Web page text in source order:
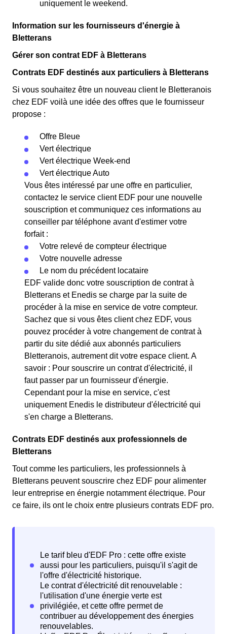
uniquement le weekend.
Information sur les fournisseurs d'énergie à
Bletterans
Gérer son contrat EDF à Bletterans
Contrats EDF destinés aux particuliers à Bletterans
Si vous souhaitez être un nouveau client le Bletteranois
chez EDF voilà une idée des offres que le fournisseur
propose :
Offre Bleue
Vert électrique
Vert électrique Week-end
Vert électrique Auto
Vous êtes intéressé par une offre en particulier,
contactez le service client EDF pour une nouvelle
souscription et communiquez ces informations au
conseiller par téléphone avant d'estimer votre
forfait :
Votre relevé de compteur électrique
Votre nouvelle adresse
Le nom du précédent locataire
EDF valide donc votre souscription de contrat à
Bletterans et Enedis se charge par la suite de
procéder à la mise en service de votre compteur.
Sachez que si vous êtes client chez EDF, vous
pouvez procéder à votre changement de contrat à
partir du site dédié aux abonnés particuliers
Bletteranois, autrement dit votre espace client. A
savoir : Pour souscrire un contrat d'électricité, il
faut passer par un fournisseur d'énergie.
Cependant pour la mise en service, c'est
uniquement Enedis le distributeur d'électricité qui
s'en charge a Bletterans.
Contrats EDF destinés aux professionnels de
Bletterans
Tout comme les particuliers, les professionnels à
Bletterans peuvent souscrire chez EDF pour alimenter
leur entreprise en énergie notamment électrique. Pour
ce faire, ils ont le choix entre plusieurs contrats EDF pro.